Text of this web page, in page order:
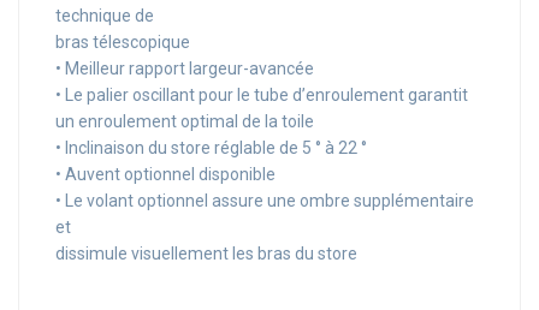
technique de
bras télescopique
• Meilleur rapport largeur-avancée
• Le palier oscillant pour le tube d’enroulement garantit
un enroulement optimal de la toile
• Inclinaison du store réglable de 5 ° à 22 °
• Auvent optionnel disponible
• Le volant optionnel assure une ombre supplémentaire
et
dissimule visuellement les bras du store